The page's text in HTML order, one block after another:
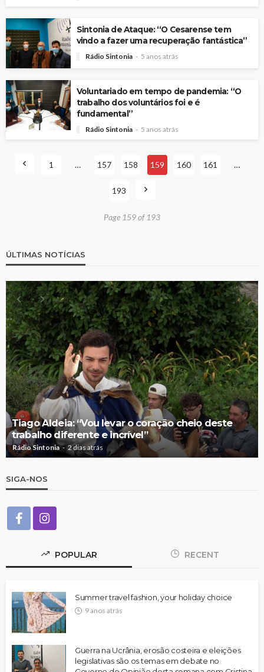
Sintonia de Ataque: “O Cesarense tem
vindo a fazer uma recuperação fantástica”
Rádio Sintonia 5 anos atrás
Voluntariado em tempo de pandemia: “O
trabalho dos voluntários foi e é
fundamental”
Rádio Sintonia 5 anos atrás
1 … 157 158 159 160 161 …
193
Page 159 of 193
ÚLTIMAS NOTÍCIAS
Tiago Aldeia: “Vou levar o coração cheio deste
trabalho diferente e incrível”
Rádio Sintonia 2 dias atrás
SIGA-NOS
POPULAR RECENT
Summer travel fashion, your holiday choice
9 anos atrás
Guerra na Ucrânia, erosão costeira e eleições
legislativas são os temas em debate no